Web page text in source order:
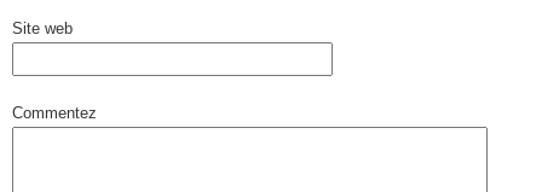
Site web
Commentez